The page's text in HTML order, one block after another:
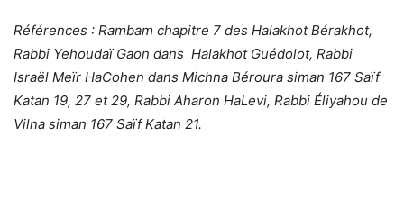
Références : Rambam chapitre 7 des Halakhot Bérakhot,
Rabbi Yehoudaï Gaon dans Halakhot Guédolot, Rabbi
Israël Meïr HaCohen dans Michna Béroura siman 167 Saïf
Katan 19, 27 et 29, Rabbi Aharon HaLevi, Rabbi Éliyahou de
Vilna siman 167 Saïf Katan 21.